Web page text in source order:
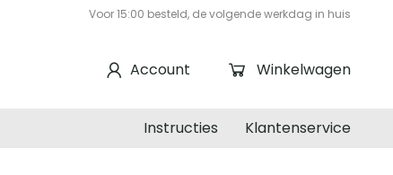
Voor 15:00 besteld, de volgende werkdag in huis
Winkelwagen
Account
Klantenservice
Instructies